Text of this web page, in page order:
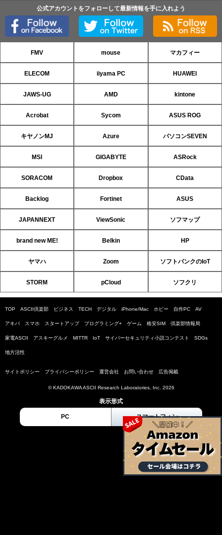
公式アカウントをフォローして最新情報を手に入れよう
FMV mouse マカフィー
ELECOM iiyama PC HUAWEI
JAWS-UG AMD kintone
Acrobat Sycom ASUS ROG
キヤノンMJ Azure パソコンSEVEN
MSI GIGABYTE ASRock
SORACOM Dropbox CData
Backlog Fortinet ASUS
JAPANNEXT ViewSonic ソフマップ
brand new ME! Belkin HP
ヤマハ Zoom ソフトバンクのIoT
STORM pCloud ソフクリ
TOP ASCII倶楽部 ビジネス TECH デジタル iPhone/Mac ホビー 自作PC AV
アキバ スマホ スタートアップ プログラミング+ ゲーム 格安SIM 倶楽部情報局
家電ASCII アスキーグルメ MITTR IoT サイバーセキュリティ小説コンテスト SDGs
地方活性
サイトポリシー プライバシーポリシー 運営会社 お問い合わせ 広告掲載
© KADOKAWA ASCII Research Laboratories, Inc. 2026
表示形式
PC スマートフォン